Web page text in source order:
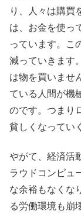
り、人々は購買
は、お金を使っ
っています。こ
減っていきます
は物を買いませ
ている人間が機
のです。つまり
貧しくなってい
やがて、経済活
ラウドコンピュ
な余裕もなくな
る労働環境も崩